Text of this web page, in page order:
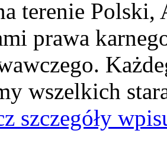
terenie Polski,
prawa
wszelkich
szczegóły